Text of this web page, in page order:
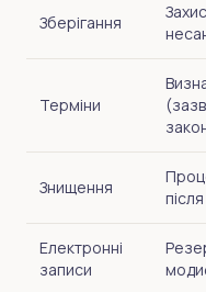
Зберігання
Терміни
Знищення
Електронні
записи